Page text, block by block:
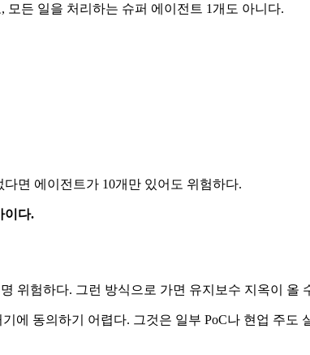
든 일을 처리하는 슈퍼 에이전트 1개도 아니다.
면 에이전트가 10개만 있어도 위험하다.
이다.
위험하다. 그런 방식으로 가면 유지보수 지옥이 올
동의하기 어렵다. 그것은 일부 PoC나 현업 주도